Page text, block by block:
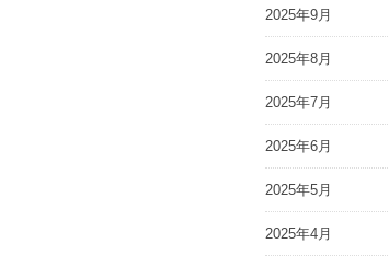
2025年9月
2025年8月
2025年7月
2025年6月
2025年5月
2025年4月